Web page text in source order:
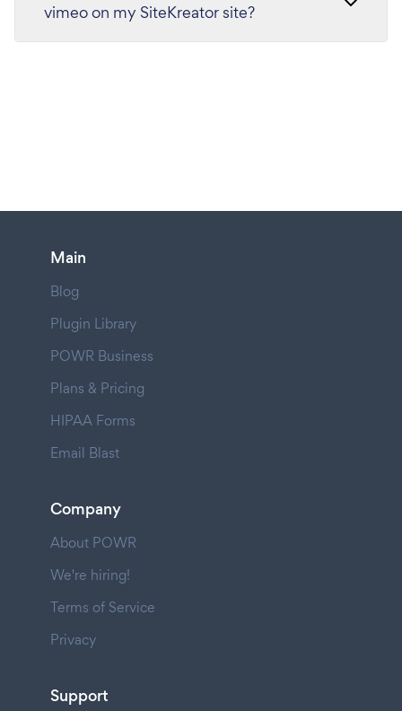
vimeo on my SiteKreator site?
Main
Blog
Plugin Library
POWR Business
Plans & Pricing
HIPAA Forms
Email Blast
Company
About POWR
We're hiring!
Terms of Service
Privacy
Support